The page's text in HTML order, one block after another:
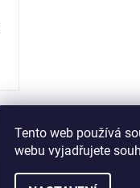
Tento web používá
webu vyjadřujete